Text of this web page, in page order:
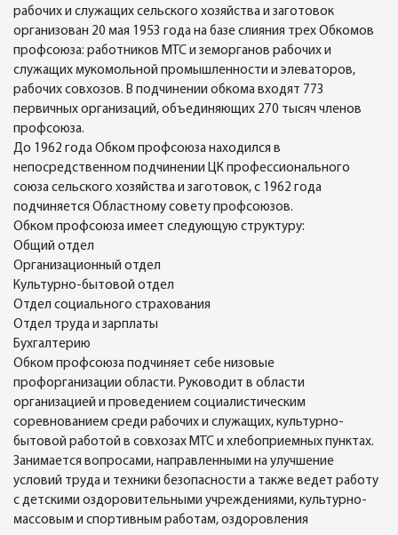
рабочих и служащих сельского хозяйства и заготовок
организован 20 мая 1953 года на базе слияния трех Обкомов
профсоюза: работников МТС и земорганов рабочих и
служащих мукомольной промышленности и элеваторов,
рабочих совхозов. В подчинении обкома входят 773
первичных организаций, объединяющих 270 тысяч членов
профсоюза.
До 1962 года Обком профсоюза находился в
непосредственном подчинении ЦК профессионального
союза сельского хозяйства и заготовок, с 1962 года
подчиняется Областному совету профсоюзов.
Обком профсоюза имеет следующую структуру:
Общий отдел
Организационный отдел
Культурно-бытовой отдел
Отдел социального страхования
Отдел труда и зарплаты
Бухгалтерию
Обком профсоюза подчиняет себе низовые
профорганизации области. Руководит в области
организацией и проведением социалистическим
соревнованием среди рабочих и служащих, культурно-
бытовой работой в совхозах МТС и хлебоприемных пунктах.
Занимается вопросами, направленными на улучшение
условий труда и техники безопасности а также ведет работу
с детскими оздоровительными учреждениями, культурно-
массовым и спортивным работам, оздоровления